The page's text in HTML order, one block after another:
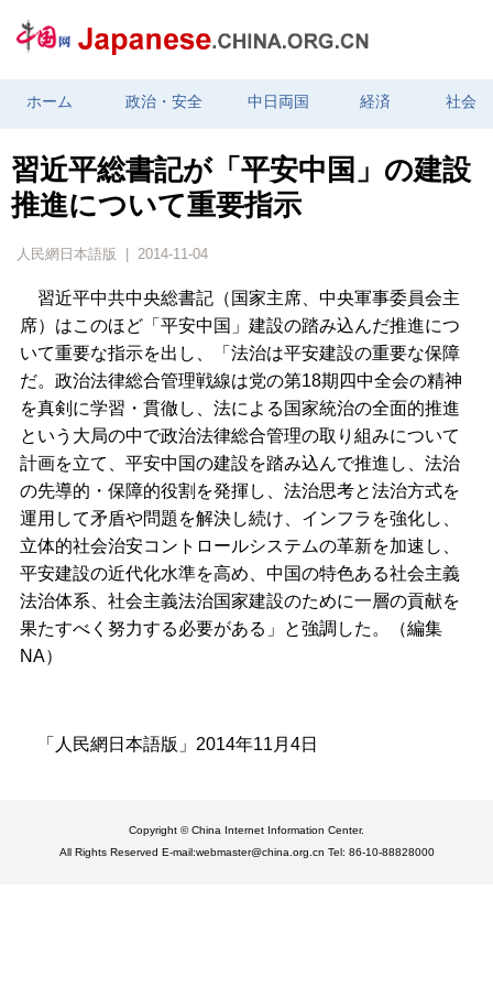
ホーム 政治・安全 中日両国 経済 社会
習近平総書記が「平安中国」の建設
推進について重要指示
人民網日本語版 | 2014-11-04
習近平中共中央総書記（国家主席、中央軍事委員会主
席）はこのほど「平安中国」建設の踏み込んだ推進につ
いて重要な指示を出し、「法治は平安建設の重要な保障
だ。政治法律総合管理戦線は党の第18期四中全会の精神
を真剣に学習・貫徹し、法による国家統治の全面的推進
という大局の中で政治法律総合管理の取り組みについて
計画を立て、平安中国の建設を踏み込んで推進し、法治
の先導的・保障的役割を発揮し、法治思考と法治方式を
運用して矛盾や問題を解決し続け、インフラを強化し、
立体的社会治安コントロールシステムの革新を加速し、
平安建設の近代化水準を高め、中国の特色ある社会主義
法治体系、社会主義法治国家建設のために一層の貢献を
果たすべく努力する必要がある」と強調した。（編集
NA）
「人民網日本語版」2014年11月4日
Copyright © China Internet Information Center.
All Rights Reserved E-mail:webmaster@china.org.cn Tel: 86-10-88828000